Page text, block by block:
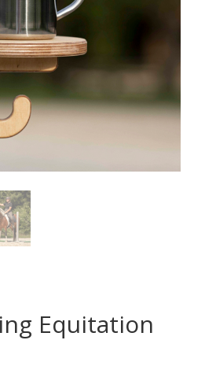
Equitation